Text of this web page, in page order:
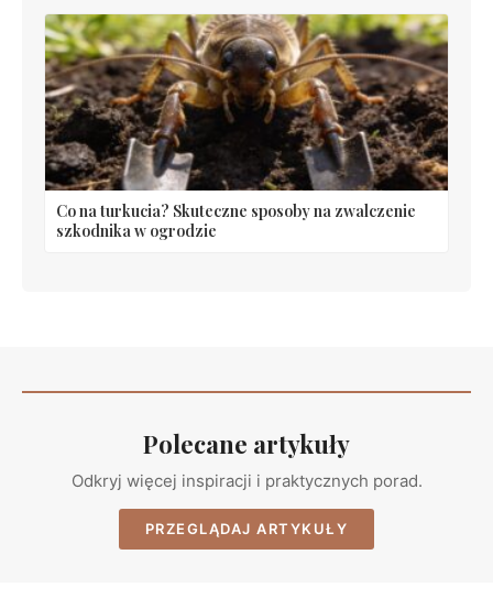
Co na turkucia? Skuteczne sposoby na zwalczenie
szkodnika w ogrodzie
Polecane artykuły
Odkryj więcej inspiracji i praktycznych porad.
PRZEGLĄDAJ ARTYKUŁY